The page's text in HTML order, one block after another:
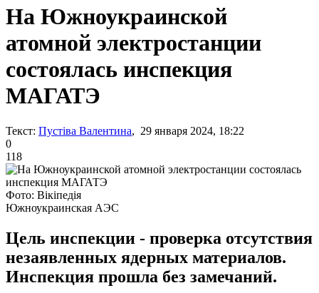
На Южноукраинской
атомной электростанции
состоялась инспекция
МАГАТЭ
Текст: Пустіва Валентина, 29 января 2024, 18:22
0
118
Фото: Вікіпедія
Южноукраинская АЭС
Цель инспекции - проверка отсутствия
незаявленных ядерных материалов.
Инспекция прошла без замечаний.